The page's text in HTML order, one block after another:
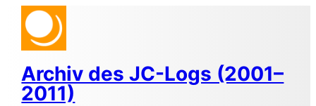
Zum
Inhalt
springen
Archiv des JC-Logs (2001–
2011)